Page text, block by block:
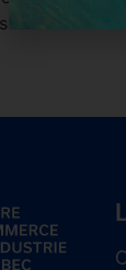
incluant